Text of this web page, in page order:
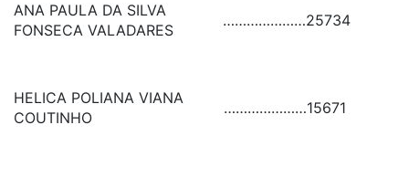
ANA PAULA DA SILVA
FONSECA VALADARES
…………………25734
HELICA POLIANA VIANA
COUTINHO
…………………15671